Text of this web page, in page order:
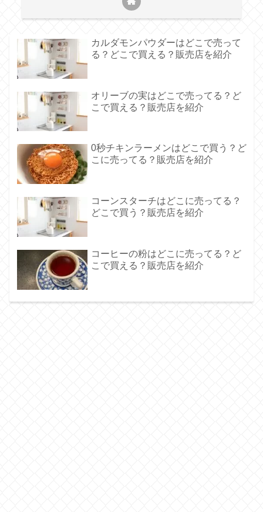
カルダモンパウダーはどこで売って
る？どこで買える？販売店を紹介
オリーブの実はどこで売ってる？ど
こで買える？販売店を紹介
0秒チキンラーメンはどこで買う？ど
こに売ってる？販売店を紹介
コーンスターチはどこに売ってる？
どこで買う？販売店を紹介
コーヒーの粉はどこに売ってる？ど
こで買える？販売店を紹介